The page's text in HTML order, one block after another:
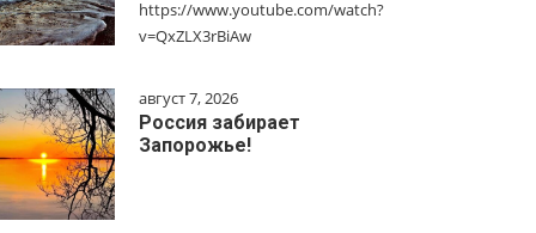
https://www.youtube.com/watch?
v=QxZLX3rBiAw
август 7, 2026
Россия забирает
Запорожье!